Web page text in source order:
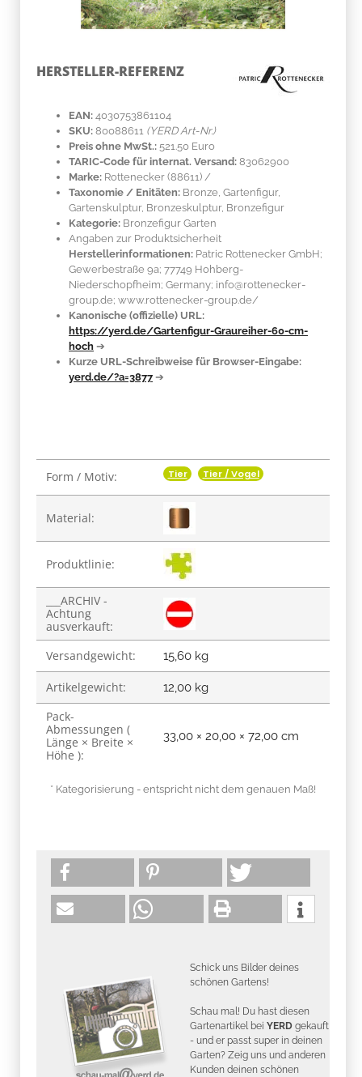
HERSTELLER-REFERENZ
EAN: 4030753861104
SKU: 80088611 (YERD Art-Nr.)
Preis ohne MwSt.: 521.50 Euro
TARIC-Code für internat. Versand: 83062900
Marke: Rottenecker (88611) /
Taxonomie / Enitäten: Bronze , Gartenfigur,
Gartenskulptur, Bronzeskulptur, Bronzefigur
Kategorie: Bronzefigur Garten
Angaben zur Produktsicherheit
Herstellerinformationen: Patric Rottenecker GmbH;
Gewerbestraße 9a; 77749 Hohberg-
Niederschopfheim; Germany; info@rottenecker-
group.de; www.rottenecker-group.de/
Kanonische (offizielle) URL:
https://yerd.de/Gartenfigur-Graureiher-60-cm-
hoch ➔
Kurze URL-Schreibweise für Browser-Eingabe:
yerd.de/?a=3877 ➔
Produkteigenschaft
Wert
Form / Motiv: Tier Tier / Vogel
Material:
Produktlinie:
___ARCHIV -
Achtung
ausverkauft:
Versandgewicht:
15,60 kg
Artikelgewicht: 12,00 kg
Pack-
Abmessungen (
Länge × Breite ×
Höhe ):
33,00 × 20,00 × 72,00 cm
* Kategorisierung - entspricht nicht dem genauen Maß!
Schick uns Bilder deines
schönen Gartens!
Schau mal! Du hast diesen
Gartenartikel bei YERD gekauft
- und er passt super in deinen
Garten? Zeig uns und anderen
Kunden deinen schönen